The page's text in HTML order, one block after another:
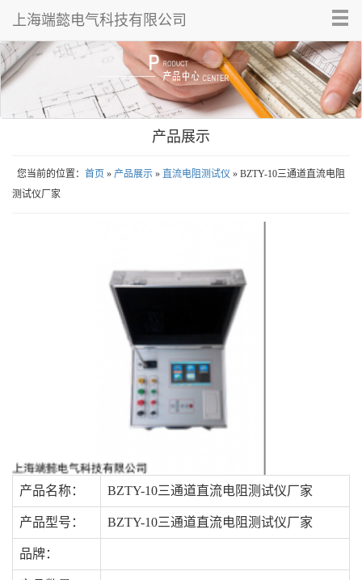
上海端懿电气科技有限公司
产品展示
您当前的位置： 首页 » 产品展示 » 直流电阻测试仪 » BZTY-10三通道直流电阻
测试仪厂家
产品名称： BZTY-10三通道直流电阻测试仪厂家
产品型号： BZTY-10三通道直流电阻测试仪厂家
品牌：